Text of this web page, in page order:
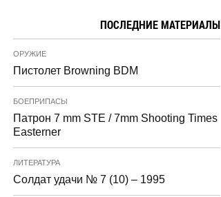
ПОСЛЕДНИЕ МАТЕРИАЛЫ
ОРУЖИЕ
Пистолет Browning BDM
БОЕПРИПАСЫ
Патрон 7 mm STE / 7mm Shooting Times
Easterner
ЛИТЕРАТУРА
Солдат удачи № 7 (10) – 1995